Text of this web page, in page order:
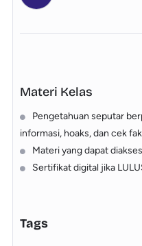
Materi Kelas
Pengetahuan seputar
informasi, hoaks, dan cek
Materi yang dapat
Sertifikat digital jika
Tags